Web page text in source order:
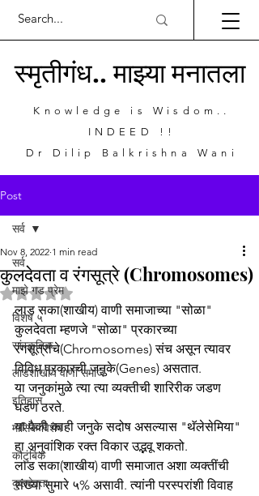
स्मृतीगंध.. माझ्या मनातला
Knowledge is Wisdom..
INDEED !!
Dr Dilip Balkrishna Wani
Post
सर्व
माझे गड प्रेम
विशेष ५
सांस्कृतिक
लाडशाखीय वाणी समाज
इतिहास
मासिक विशेष
कौटुंबिक
कुलदेवता
सर्व
कुलदेवता व रंगसूत्रे (Chromosomes)
Nov 8, 2022 1 min read
Rated NaN out of 5 stars.
लाड सका(शाखीय) वाणी समाजाच्या "सोळा"
कुलदेवता म्हणजे "सोळा" प्रकारच्या
रंगसूत्रांचे(Chromosomes) संच असून त्यावर
विविध प्रकारची जनुके(Genes) असतात.
या जनुकांमुळे त्या त्या व्यक्तीची शारिरीक जडण
घडण ठरते.
या पैकी काही जनुके सदोष असल्यास "थॅलेसेमिया"
हा अनुवांशिक रक्त विकार उद्भवू शकतो.
लाड सका(शाखीय) वाणी समाजात अशा व्यक्तींची
संख्या सुमारे ५% असावी. त्यांनी परस्परांशी विवाह